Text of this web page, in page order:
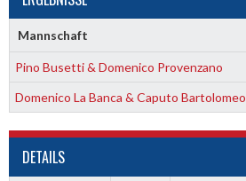
Mannschaft
Pino Busetti & Domenico Provenzano
Domenico La Banca & Caputo Bartolomeo
DETAILS